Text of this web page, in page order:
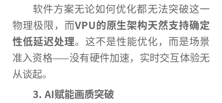
软件方案无论如何优化都无法突破这一
物理极限，而VPU的原生架构天然支持确定
性低延迟处理。这不是性能优化，而是场景
准入资格——没有硬件加速，实时交互体验无
从谈起。
3. AI赋能画质突破